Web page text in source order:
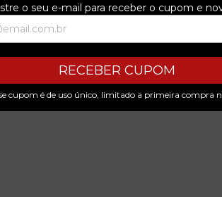
o seu e-mail para receber o cupom e
RECEBER CUPOM
cupom é de uso único, limitado a primeira compra